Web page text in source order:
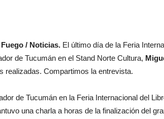
/ Noticias. El último día de la Feria
de Tucumán en el Stand Norte Cultura,
realizadas. Compartimos la entrevista.
de Tucumán en la Feria Internacional del
una charla a horas de la finalización del